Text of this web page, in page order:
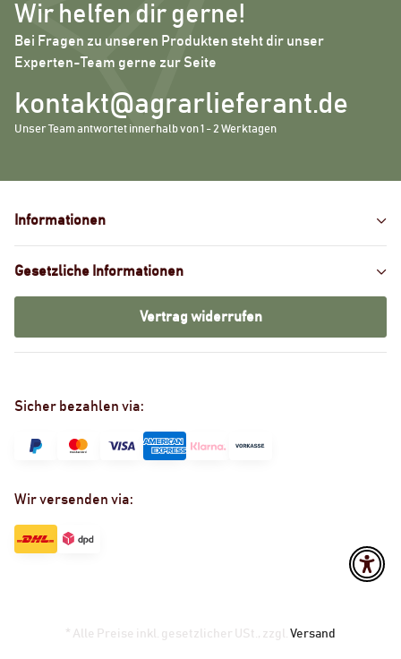
Wir helfen dir gerne!
Bei Fragen zu unseren Produkten steht dir unser
Experten-Team gerne zur Seite
kontakt@agrarlieferant.de
Unser Team antwortet innerhalb von 1 - 2 Werktagen
Informationen
Gesetzliche Informationen
Vertrag widerrufen
Sicher bezahlen via:
Wir versenden via:
* Alle Preise inkl. gesetzlicher USt., zzgl. Versand